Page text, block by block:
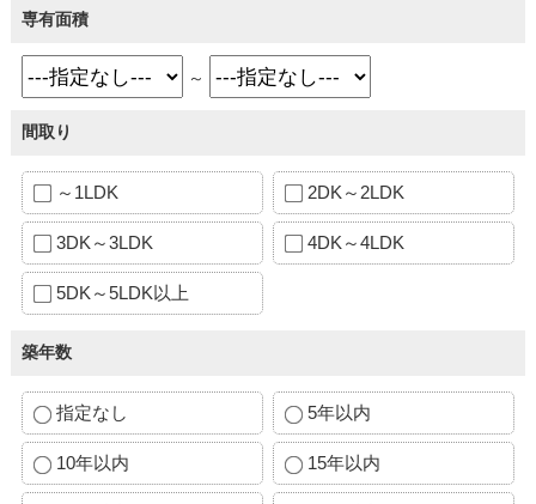
専有面積
～
間取り
～1LDK 2DK～2LDK
3DK～3LDK 4DK～4LDK
5DK～5LDK以上
築年数
指定なし 5年以内
10年以内 15年以内